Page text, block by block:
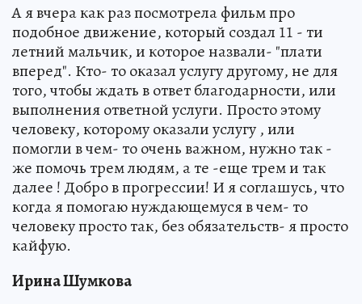
А я вчера как раз посмотрела фильм про
подобное движение, который создал 11 - ти
летний мальчик, и которое назвали- "плати
вперед". Кто- то оказал услугу другому, не для
того, чтобы ждать в ответ благодарности, или
выполнения ответной услуги. Просто этому
человеку, которому оказали услугу , или
помогли в чем- то очень важном, нужно так -
же помочь трем людям, а те -еще трем и так
далее ! Добро в прогрессии! И я соглашусь, что
когда я помогаю нуждающемуся в чем- то
человеку просто так, без обязательств- я просто
кайфую.
Ирина Шумкова